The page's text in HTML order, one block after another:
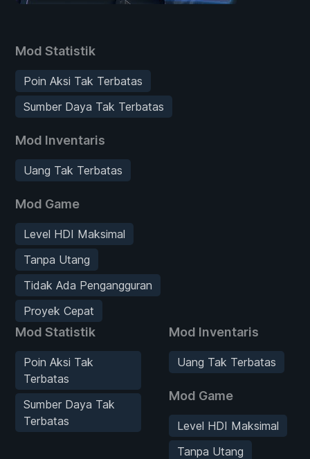
Mod Statistik
Poin Aksi Tak Terbatas
Sumber Daya Tak Terbatas
Mod Inventaris
Uang Tak Terbatas
Mod Game
Level HDI Maksimal
Tanpa Utang
Tidak Ada Pengangguran
Proyek Cepat
Mod Statistik
Poin Aksi Tak
Terbatas
Sumber Daya Tak
Terbatas
Mod Inventaris
Uang Tak Terbatas
Mod Game
Level HDI Maksimal
Tanpa Utang